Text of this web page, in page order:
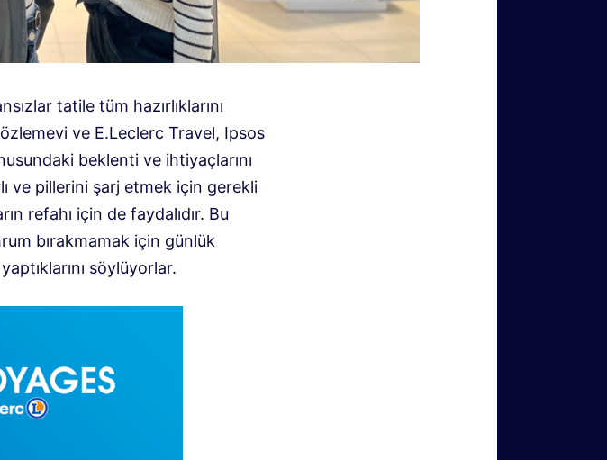
tatile tüm hazırlıklarını
ve E.Leclerc Travel, Ipsos
beklenti ve ihtiyaçlarını
ve pillerini şarj etmek için gerekli
refahı için de faydalıdır. Bu
bırakmamak için günlük
söylüyorlar.